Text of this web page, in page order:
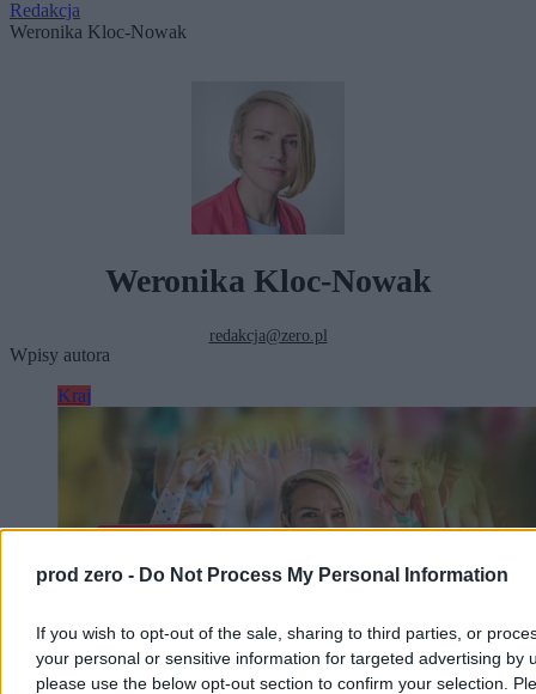
prod zero - Do Not Process My Personal Information
If you wish to opt-out of the sale, sharing to third parties, or
your personal or sensitive information for targeted advertising by
please use the below opt-out section to confirm your selection.
Redakcja
Weronika Kloc-Nowak
Weronika Kloc-Nowak
redakcja@zero.pl
Wpisy autora
Kraj